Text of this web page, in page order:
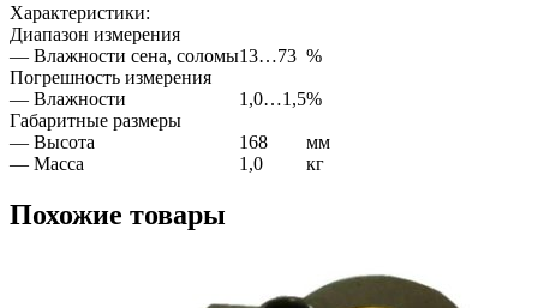
Характеристики:
Диапазон измерения
— Влажности сена, соломы13…73 %
Погрешность измерения
— Влажности
1,0…1,5%
Габаритные размеры
— Высота
168
мм
— Масса
1,0 кг
Похожие товары